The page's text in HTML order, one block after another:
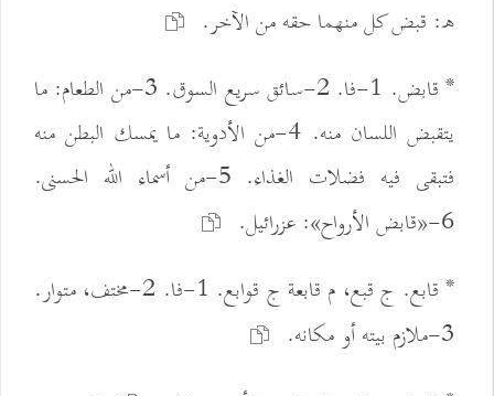
ه: قبض كل منهما حقه من الآخر.
* قابض. 1-فا. 2-سائق سريع السوق. 3-من الطعام: ما
يتقبض اللسان منه. 4-من الأدوية: ما يمسك البطن منه
فتبقى فيه فضلات الغذاء. 5-من أسماء الله الحسنى.
6-«قابض الأرواح»: عزرائيل.
* قابع. ج قبع، م قابعة ج قوابع. 1-فا. 2-مختف، متوار.
3-ملازم بيته أو مكانه.